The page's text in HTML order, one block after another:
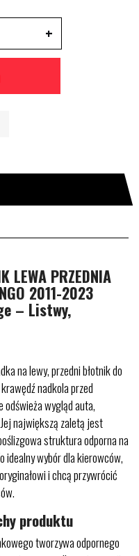
LEWA PRZEDNIA
2011-2023
– Listwy,
na lewy, przedni błotnik do
nadkola przed
odświeża wygląd auta,
największą zaletą jest
struktura odporna na
idealny wybór dla kierowców,
i chcą przywrócić
produktu
tworzywa odpornego